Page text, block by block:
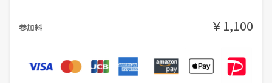
参加料 ￥1,100